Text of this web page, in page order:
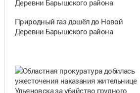
Природный газ дошёл до Новой
Деревни Барышского района